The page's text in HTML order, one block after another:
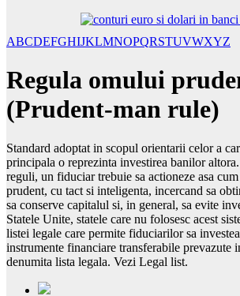
ABCDEFGHIJKLMNOPQRSTUVWXYZ
Regula omului
(Prudent-man rule)
Standard adoptat in scopul orientarii celor a
principala o reprezinta investirea banilor
reguli, un fiduciar trebuie sa actioneze asa
prudent, cu tact si inteligenta, incercand sa
sa conserve capitalul si, in general, sa evite
Statele Unite, statele care nu folosesc acest
listei legale care permite fiduciarilor sa
instrumente financiare transferabile prevazute
denumita lista legala. Vezi Legal list.